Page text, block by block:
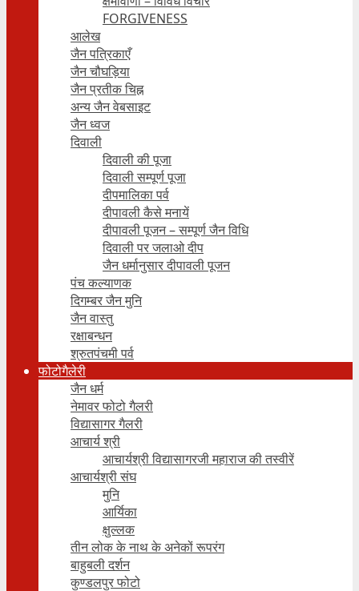
FORGIVENESS
आलेख
जैन पत्रिकाएँ
जैन चौघड़िया
जैन प्रतीक चिह्न
अन्य जैन वेबसाइट
जैन ध्वज
दिवाली
दिवाली की पूजा
दिवाली सम्पूर्ण पूजा
दीपमालिका पर्व
दीपावली कैसे मनायें
दीपावली पूजन – सम्पूर्ण जैन विधि
दिवाली पर जलाओ दीप
जैन धर्मानुसार दीपावली पूजन
पंच कल्याणक
दिगम्बर जैन मुनि
जैन वास्तु
रक्षाबन्धन
श्रुतपंचमी पर्व
फोटोगैलेरी
जैन धर्म
नेमावर फोटो गैलरी
विद्यासागर गैलरी
आचार्य श्री
आचार्यश्री विद्यासागरजी महाराज की तस्वीरें
आचार्यश्री संघ
मुनि
आर्यिका
क्षुल्लक
तीन लोक के नाथ के अनेकों रूपरंग
बाहुबली दर्शन
कुण्डलपुर फोटो